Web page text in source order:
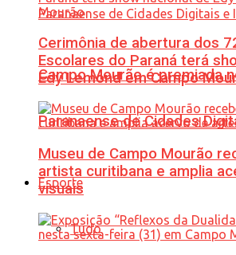
Campo Mourão é premiada
Paranaense de Cidades
Esporte
Tudo
Cerimônia de abertura dos
Escolares do Paraná terá
Edy Lemond em Campo
Museu de Campo Mourão
artista curitibana e amplia
visuais